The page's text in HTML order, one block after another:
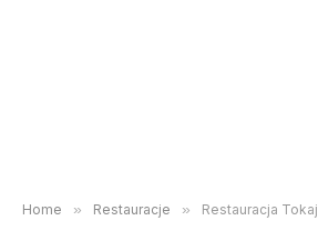
Home » Restauracje » Restauracja Tokaj